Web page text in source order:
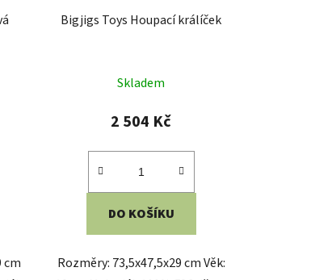
cm
Bigjigs Toys Houpací králíček
Skladem
2 504 Kč
DO KOŠÍKU
Rozměry: 73,5x47,5x29 cm Věk: